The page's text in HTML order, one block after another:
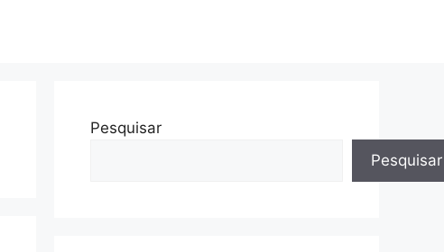
Pesquisar
Pesquisar